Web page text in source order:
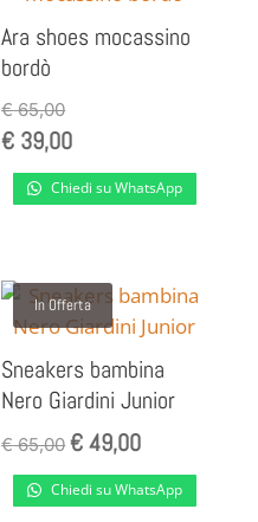
Ara shoes mocassino
bordò
€65,00
€ 39,00
Chiedi su WhatsApp
In Offerta
Sneakers bambina
Nero Giardini Junior
€65,00Il
prezzo
originale
€49,00Il
prezzo
attuale
Chiedi su WhatsApp